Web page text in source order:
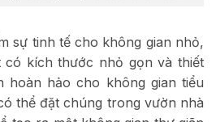
sự tinh tế cho không gian nhỏ,
có kích thước nhỏ gọn và thiết
hoàn hảo cho không gian tiểu
thể đặt chúng trong vườn nhà